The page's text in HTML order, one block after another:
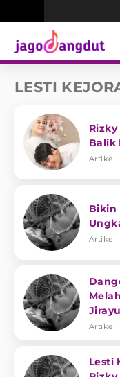
LESTI
Balik
Artikel
Bikin
Artikel
Artikel
Lesti